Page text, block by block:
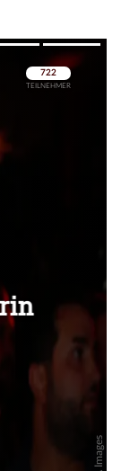
Überspringen
Überspringen